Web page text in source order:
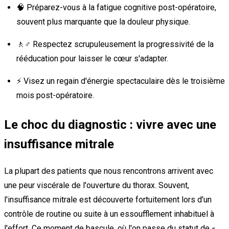
🧠 Préparez-vous à la fatigue cognitive post-opératoire,
souvent plus marquante que la douleur physique.
🚶♂️ Respectez scrupuleusement la progressivité de la
rééducation pour laisser le cœur s'adapter.
⚡ Visez un regain d'énergie spectaculaire dès le troisième
mois post-opératoire.
Le choc du diagnostic : vivre avec une
insuffisance mitrale
La plupart des patients que nous rencontrons arrivent avec
une peur viscérale de l'ouverture du thorax. Souvent,
l'insuffisance mitrale est découverte fortuitement lors d'un
contrôle de routine ou suite à un essoufflement inhabituel à